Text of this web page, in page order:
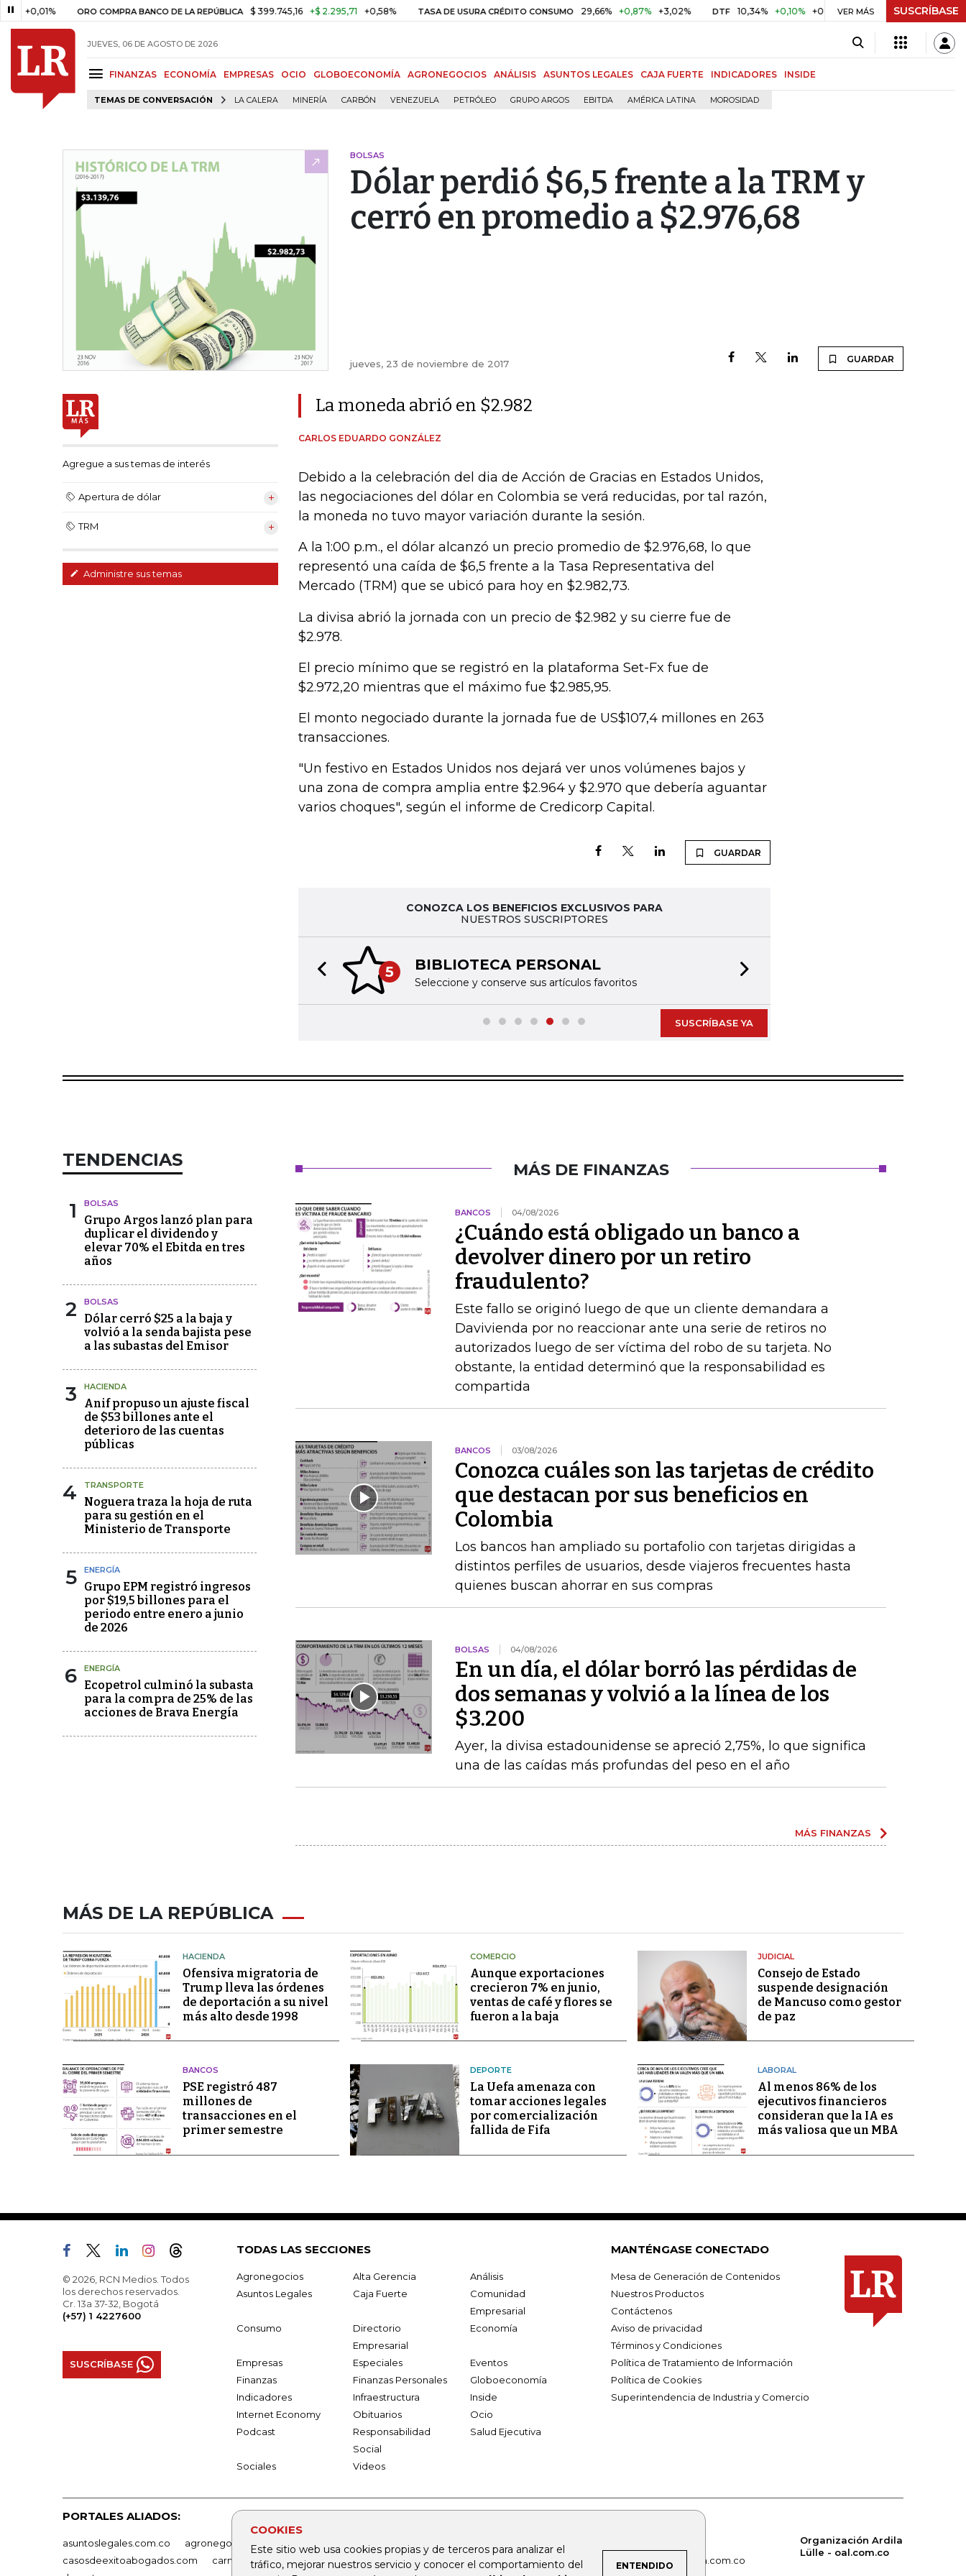
ORO COMPRA BANCO DE LA REPÚBLICA $ 399.745,16 +$ 2.295,71 +0,58% TASA DE USURA CRÉDITO CONSUMO 29,66% +0,87% +3,02% DTF 10,34% +0,10% +0,98% UVR $ 416,86 +$ 0,05
VER MÁS SUSCRÍBASE
JUEVES, 06 DE AGOSTO DE 2026
FINANZAS ECONOMÍA EMPRESAS OCIO GLOBOECONOMÍA AGRONEGOCIOS ANÁLISIS ASUNTOS LEGALES CAJA FUERTE INDICADORES INSIDE
TEMAS DE CONVERSACIÓN LA CALERA MINERÍA CARBÓN VENEZUELA PETRÓLEO GRUPO ARGOS EBITDA AMÉRICA LATINA MOROSIDAD
COOKIES
Este sitio web usa cookies propias y de terceros para analizar el
tráfico, mejorar nuestros servicio y conocer el comportamiento del
ENTENDIDO
BOLSAS
Dólar perdió $6,5 frente a la TRM y
cerró en promedio a $2.976,68
jueves, 23 de noviembre de 2017 GUARDAR
Agregue a sus temas de interés
Apertura de dólar
TRM
Administre sus temas
La moneda abrió en $2.982
CARLOS EDUARDO GONZÁLEZ
Debido a la celebración del dia de Acción de Gracias en Estados Unidos,
las negociaciones del dólar en Colombia se verá reducidas, por tal razón,
la moneda no tuvo mayor variación durante la sesión.
A la 1:00 p.m., el dólar alcanzó un precio promedio de $2.976,68, lo que
representó una caída de $6,5 frente a la Tasa Representativa del
Mercado (TRM) que se ubicó para hoy en $2.982,73.
La divisa abrió la jornada con un precio de $2.982 y su cierre fue de
$2.978.
El precio mínimo que se registró en la plataforma Set-Fx fue de
$2.972,20 mientras que el máximo fue $2.985,95.
El monto negociado durante la jornada fue de US$107,4 millones en 263
transacciones.
"Un festivo en Estados Unidos nos dejará ver unos volúmenes bajos y
una zona de compra amplia entre $2.964 y $2.970 que debería aguantar
varios choques", según el informe de Credicorp Capital.
GUARDAR
CONOZCA LOS BENEFICIOS EXCLUSIVOS PARA
NUESTROS SUSCRIPTORES
5 BIBLIOTECA PERSONAL
Seleccione y conserve sus artículos favoritos
Previous slide
SUSCRÍBASE YA
TENDENCIAS
1 BOLSAS
Grupo Argos lanzó plan para
duplicar el dividendo y
elevar 70% el Ebitda en tres
años
2 BOLSAS
Dólar cerró $25 a la baja y
volvió a la senda bajista pese
a las subastas del Emisor
3 HACIENDA
Anif propuso un ajuste fiscal
de $53 billones ante el
deterioro de las cuentas
públicas
4 TRANSPORTE
Noguera traza la hoja de ruta
para su gestión en el
Ministerio de Transporte
5 ENERGÍA
Grupo EPM registró ingresos
por $19,5 billones para el
periodo entre enero a junio
de 2026
6 ENERGÍA
Ecopetrol culminó la subasta
para la compra de 25% de las
acciones de Brava Energía
MÁS DE FINANZAS
BANCOS 04/08/2026
¿Cuándo está obligado un banco a
devolver dinero por un retiro
fraudulento?
Este fallo se originó luego de que un cliente demandara a
Davivienda por no reaccionar ante una serie de retiros no
autorizados luego de ser víctima del robo de su tarjeta. No
obstante, la entidad determinó que la responsabilidad es
compartida
BANCOS 03/08/2026
Conozca cuáles son las tarjetas de crédito
que destacan por sus beneficios en
Colombia
Los bancos han ampliado su portafolio con tarjetas dirigidas a
distintos perfiles de usuarios, desde viajeros frecuentes hasta
quienes buscan ahorrar en sus compras
BOLSAS 04/08/2026
En un día, el dólar borró las pérdidas de
dos semanas y volvió a la línea de los
$3.200
Ayer, la divisa estadounidense se apreció 2,75%, lo que significa
una de las caídas más profundas del peso en el año
MÁS FINANZAS
MÁS DE LA REPÚBLICA
HACIENDA
Ofensiva migratoria de
Trump lleva las órdenes
de deportación a su nivel
más alto desde 1998
COMERCIO
Aunque exportaciones
crecieron 7% en junio,
ventas de café y flores se
fueron a la baja
JUDICIAL
Consejo de Estado
suspende designación
de Mancuso como gestor
de paz
BANCOS
PSE registró 487
millones de
transacciones en el
primer semestre
DEPORTE
La Uefa amenaza con
tomar acciones legales
por comercialización
fallida de Fifa
LABORAL
Al menos 86% de los
ejecutivos financieros
consideran que la IA es
más valiosa que un MBA
© 2026, RCN Medios. Todos
los derechos reservados.
Cr. 13a 37-32, Bogotá
(+57) 1 4227600
SUSCRÍBASE
TODAS LAS SECCIONES
Agronegocios Alta Gerencia
Análisis
Asuntos Legales
Caja Fuerte
Comunidad
Empresarial
Consumo
Directorio
Empresarial
Economía
Empresas Especiales
Eventos
Finanzas
Finanzas Personales
Globoeconomía
Indicadores
Infraestructura
Inside
Internet Economy
Obituarios
Ocio
Podcast
Responsabilidad
Social
Salud Ejecutiva
Sociales Videos
MANTÉNGASE CONECTADO
Mesa de Generación de Contenidos
Nuestros Productos
Contáctenos
Aviso de privacidad
Términos y Condiciones
Política de Tratamiento de Información
Política de Cookies
Superintendencia de Industria y Comercio
PORTALES ALIADOS:
asuntoslegales.com.co agronegocios.co empresas.larepublica.co firmasdeabogados.com
bolsaencolombia.com
casosdeexitoabogados.com
carnavalindustriacultural.com canalrcn.com rcnradio.com noticiasrcn.com lafm.com.co
alerta.com.co
Organización Ardila
Lülle - oal.com.co